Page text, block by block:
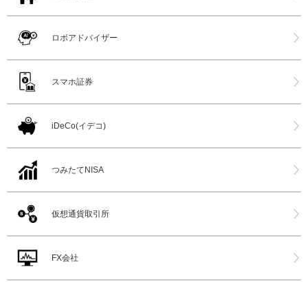
ロボアドバイザー
スマホ証券
iDeCo(イデコ)
つみたてNISA
仮想通貨取引所
FX会社